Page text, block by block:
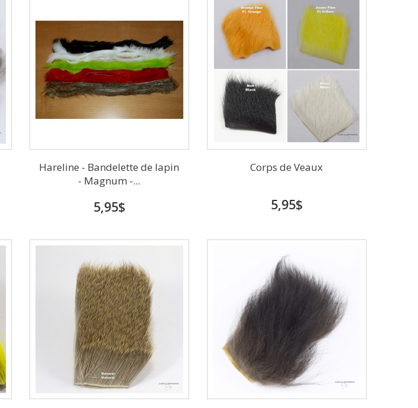
Hareline - Bandelette de lapin
- Magnum -...
5,95$
Corps de Veaux
5,95$